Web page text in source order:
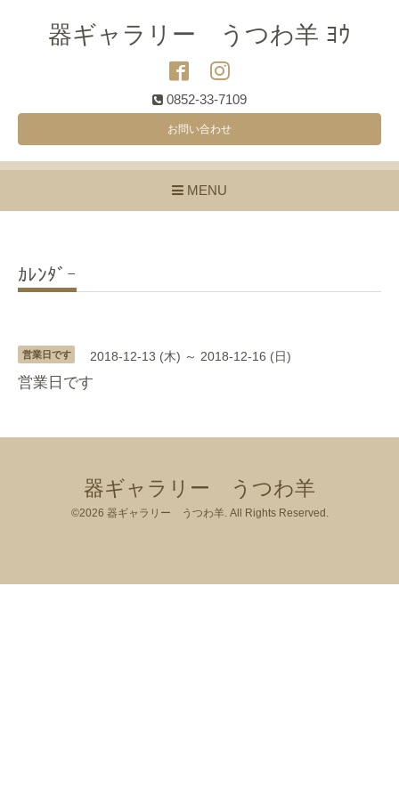
器ギャラリー うつわ羊 ﾖｳ
0852-33-7109
お問い合わせ
MENU
ｶﾚﾝﾀﾞｰ
営業日です 2018-12-13 (木) ～ 2018-12-16 (日)
営業日です
器ギャラリー うつわ羊
©2026 器ギャラリー うつわ羊. All Rights Reserved.